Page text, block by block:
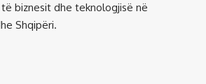
biznesit dhe teknologjisë në
Shqipëri.